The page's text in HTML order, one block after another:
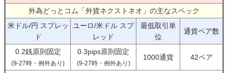
外為どっとコム「外貨ネクストネオ」の主なスペック
米ドル/円 スプレッ
ド
ユーロ/米ドル スプ
レッド
最低取引単
位
通貨ペア数
0.2銭原則固定
(9-27時・例外あり)
0.3pips原則固定
(9-27時・例外あり)
1000通貨 42ペア